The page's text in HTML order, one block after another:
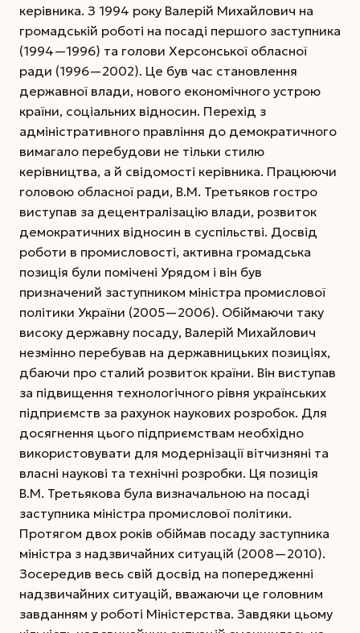
керівника. З 1994 року Валерій Михайлович на
громадській роботі на посаді першого заступника
(1994—1996) та голови Херсонської обласної
ради (1996—2002). Це був час становлення
державної влади, нового економічного устрою
країни, соціальних відносин. Перехід з
адміністративного правління до демократичного
вимагало перебудови не тільки стилю
керівництва, а й свідомості керівника. Працюючи
головою обласної ради, В.М. Третьяков гостро
виступав за децентралізацію влади, розвиток
демократичних відносин в суспільстві. Досвід
роботи в промисловості, активна громадська
позиція були помічені Урядом і він був
призначений заступником міністра промислової
політики України (2005—2006). Обіймаючи таку
високу державну посаду, Валерій Михайлович
незмінно перебував на державницьких позиціях,
дбаючи про сталий розвиток країни. Він виступав
за підвищення технологічного рівня українських
підприємств за рахунок наукових розробок. Для
досягнення цього підприємствам необхідно
використовувати для модернізації вітчизняні та
власні наукові та технічні розробки. Ця позиція
В.М. Третьякова була визначальною на посаді
заступника міністра промислової політики.
Протягом двох років обіймав посаду заступника
міністра з надзвичайних ситуацій (2008—2010).
Зосередив весь свій досвід на попередженні
надзвичайних ситуацій, вважаючи це головним
завданням у роботі Міністерства. Завдяки цьому